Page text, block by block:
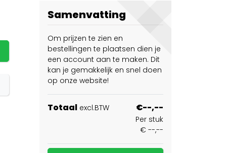
Samenvatting
Om prijzen te zien en
bestellingen te plaatsen dien je
een account aan te maken. Dit
kan je gemakkelijk en snel doen
op onze website!
Totaal excl.BTW €--,--
Per stuk
€ --,--